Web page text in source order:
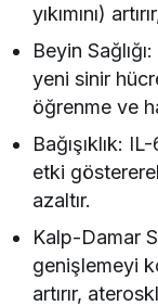
yıkımını)
Beyin
yeni sinir
öğrenme ve
Bağışıklık:
etki
azaltır.
Kalp-Damar
genişlemeyi
artırır,